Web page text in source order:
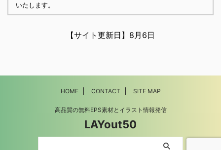
いたします。
個人情報とは、個人に関する情報であり、氏名、生年月日、性
当方は、以下の目的のため、その範囲内においてのみ、個人情報
を収集・利用いたします。当方による個人情報の収集・利用は、
供された場合は、当方が本方針に則って個人情報を 利用すること
をお客様が許諾したものとします。
【サイト更新日】 8月6日
HOME CONTACT SITE MAP
高品質の無料EPS素材とイラスト情報発信
LAYout50